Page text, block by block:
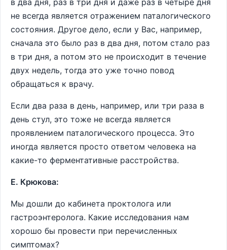
в два дня, раз в три дня и даже раз в четыре дня
не всегда является отражением паталогического
состояния. Другое дело, если у Вас, например,
сначала это было раз в два дня, потом стало раз
в три дня, а потом это не происходит в течение
двух недель, тогда это уже точно повод
обращаться к врачу.
Если два раза в день, например, или три раза в
день стул, это тоже не всегда является
проявлением паталогического процесса. Это
иногда является просто ответом человека на
какие-то ферментативные расстройства.
Е. Крюкова:
Мы дошли до кабинета проктолога или
гастроэнтеролога. Какие исследования нам
хорошо бы провести при перечисленных
симптомах?